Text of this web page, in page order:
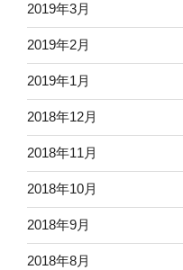
2019年3月
2019年2月
2019年1月
2018年12月
2018年11月
2018年10月
2018年9月
2018年8月